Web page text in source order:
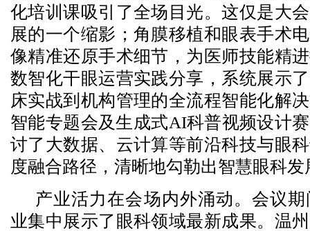
化培训课吸引了全场目光。这仅是大
展的一个缩影；角膜移植和眼表手术
像精准还原手术细节，为医师技能精
数智化干眼运营实践分享，系统展示
床实战到机构管理的全流程智能化解
智能专题会及生成式AI科普视频设计
讨了大数据、云计算等前沿科技与眼
度融合路径，清晰地勾勒出智慧眼科
产业活力在会场内外涌动。会议
业集中展示了眼科领域最新成果。温